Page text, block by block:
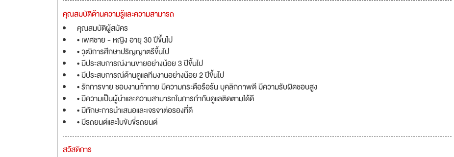
คุณสมบัติด้านความรู้และความสามารถ
คุณสมบัติผู้สมัคร
• เพศชาย - หญิง อายุ 30 ปีขึ้นไป
• วุฒิการศึกษาปริญญาตรีขึ้นไป
• มีประสบการณ์งานขายอย่างน้อย 3 ปีขึ้นไป
• มีประสบการณ์ด้านดูแลทีมงานอย่างน้อย 2 ปีขึ้นไป
• รักการขาย ชอบงานท้าทาย มีความกระตือรือร้น บุคลิกภาพดี มีความรับผิดชอบสูง
• มีความเป็นผู้นำและความสามารถในการกำกับดูแลติดตามได้ดี
• มีทักษะการนำเสนอและเจรจาต่อรองที่ดี
• มีรถยนต์และใบขับขี่รถยนต์
สวัสดิการ